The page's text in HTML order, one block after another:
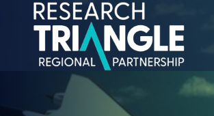
跳至内容